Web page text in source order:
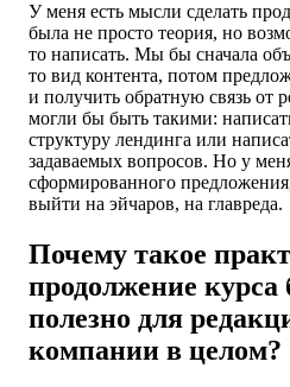
У меня есть мысли сделать
была не просто теория, но
то написать. Мы бы сначала
то вид контента, потом
и получить обратную связь от
могли бы быть такими:
структуру лендинга или
задаваемых вопросов. Но у
сформированного
выйти на эйчаров, на главреда.
Почему такое
продолжение
полезно для
компании в целом?